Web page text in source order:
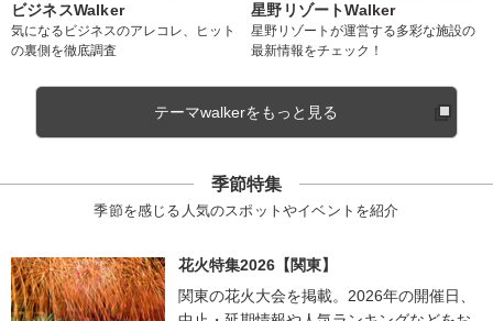
ビジネスWalker
気になるビジネスのアレコレ、ヒット
の裏側を徹底調査
星野リゾートWalker
星野リゾートが運営する多彩な施設の
最新情報をチェック！
テーマwalkerをもっと見る
季節特集
季節を感じる人気のスポットやイベントを紹介
花火特集2026【関東】
関東の花火大会を掲載。2026年の開催日、